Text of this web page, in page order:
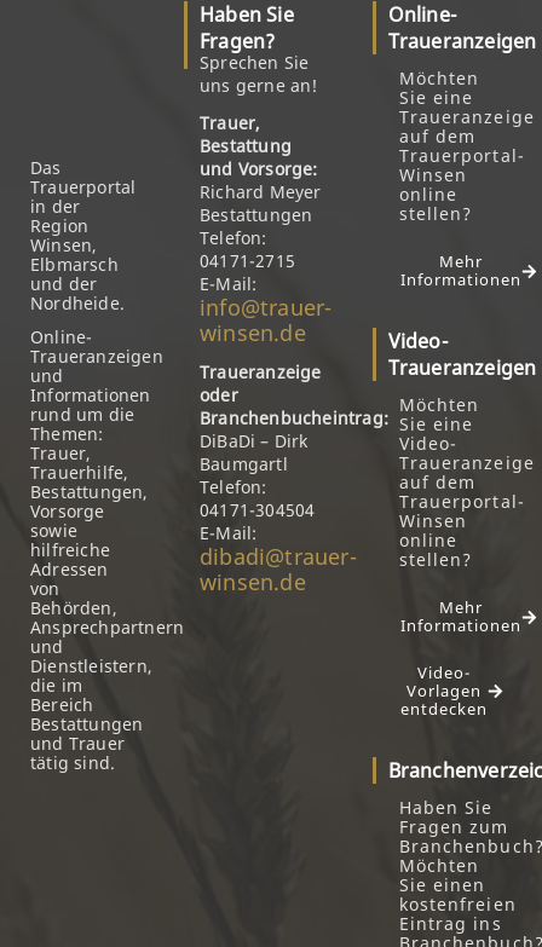
Das
Trauerportal
in der
Region
Winsen,
Elbmarsch
und der
Nordheide.
Online-
Traueranzeigen
und
Informationen
rund um die
Themen:
Trauer,
Trauerhilfe,
Bestattungen,
Vorsorge
sowie
hilfreiche
Adressen
von
Behörden,
Ansprechpartnern
und
Dienstleistern,
die im
Bereich
Bestattungen
und Trauer
tätig sind.
Haben Sie
Fragen?
Sprechen Sie
uns gerne an!
Trauer,
Bestattung
und Vorsorge:
Richard Meyer
Bestattungen
Telefon:
04171-2715
E-Mail:
info@trauer-
winsen.de
Traueranzeige
oder
Branchenbucheintrag:
DiBaDi – Dirk
Baumgartl
Telefon:
04171-304504
E-Mail:
dibadi@trauer-
winsen.de
Online-
Traueranzeigen
Möchten
Sie eine
Traueranzeige
auf dem
Trauerportal-
Winsen
online
stellen?
Mehr
Informationen
Video-
Traueranzeigen
Möchten
Sie eine
Video-
Traueranzeige
auf dem
Trauerportal-
Winsen
online
stellen?
Mehr
Informationen
Video-
Vorlagen
entdecken
Haben Sie
Fragen zum
Möchten
Sie einen
kostenfreien
Eintrag ins